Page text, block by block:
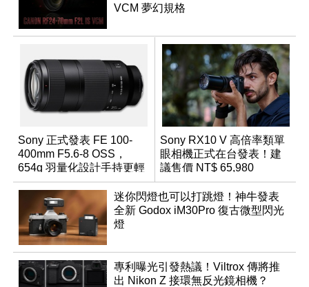
VCM 夢幻規格
Sony 正式發表 FE 100-
400mm F5.6-8 OSS，
654g 羽量化設計手持更輕
鬆
Sony RX10 V 高倍率類單
眼相機正式在台發表！建
議售價 NT$ 65,980
迷你閃燈也可以打跳燈！神牛發表
全新 Godox iM30Pro 復古微型閃光
燈
專利曝光引發熱議！Viltrox 傳將推
出 Nikon Z 接環無反光鏡相機？